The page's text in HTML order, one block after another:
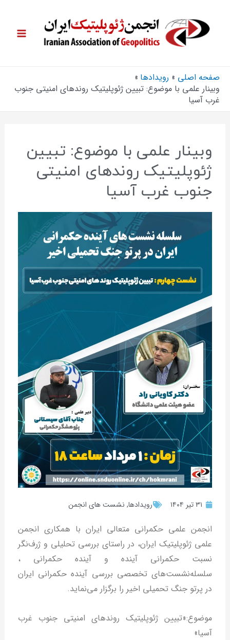
صفحه اصلی
رویدادها
وبینار علمی با موضوع: تبیین ژئوپلیتیک روندهای امنیتی جنوب
غرب آسیا
وبینار علمی با موضوع: تبیین
ژئوپلیتیک روندهای امنیتی
جنوب غرب آسیا
۳۱ تیر ۱۴۰۴ رویدادها, نشست های انجمن
انجمن علمی حکمرانی متعالی ایران با همکاری انجمن
علمی ژئوپلیتیک ایران، در راستای بررسی تحلیلی و ژرف‌نگر
نسبت حکمرانی آینده و آینده حکمرانی ،
سلسله‌نشست‌های تخصصی بررسی آینده حکمرانی ایران
در پرتو جنگ تحمیلی اخیر را برگزار می‌نماید.
موضوع:«تبیین ژئوپلیتیک روندهای امنیتی جنوب غرب
آسیا»